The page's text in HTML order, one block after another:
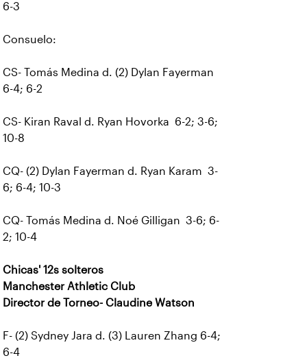
6-3
Consuelo:
CS- Tomás Medina d. (2) Dylan Fayerman
6-4; 6-2
CS- Kiran Raval d. Ryan Hovorka 6-2; 3-6;
10-8
CQ- (2) Dylan Fayerman d. Ryan Karam 3-
6; 6-4; 10-3
CQ- Tomás Medina d. Noé Gilligan 3-6; 6-
2; 10-4
Chicas' 12s solteros
Manchester Athletic Club
Director de Torneo- Claudine Watson
F- (2) Sydney Jara d. (3) Lauren Zhang 6-4;
6-4